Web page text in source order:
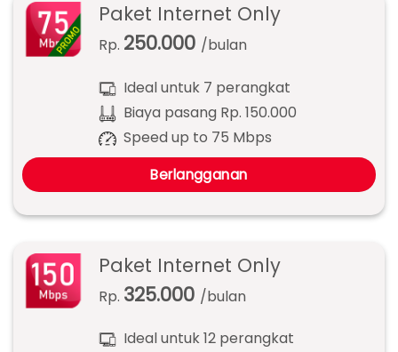
Paket Internet Only
Rp. 250.000 /bulan
Ideal untuk 7 perangkat
Biaya pasang Rp. 150.000
Speed up to 75 Mbps
Berlangganan
Paket Internet Only
Rp. 325.000 /bulan
Ideal untuk 12 perangkat